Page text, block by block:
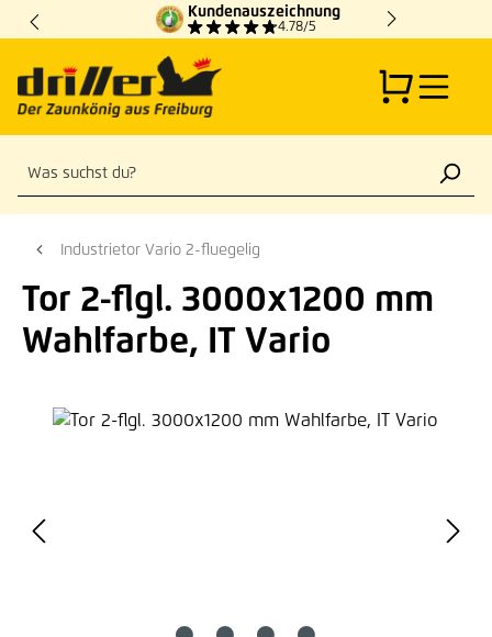
Zum Hauptinhalt springen
Kundenauszeichnung
4.78/5
Industrietor Vario 2-fluegelig
Tor 2-flgl. 3000x1200 mm
Wahlfarbe, IT Vario
Bildergalerie überspringen